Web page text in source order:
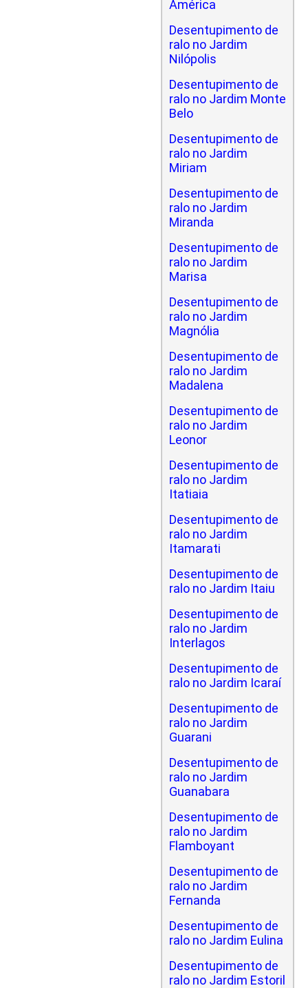
América
Desentupimento de
ralo no Jardim
Nilópolis
Desentupimento de
ralo no Jardim Monte
Belo
Desentupimento de
ralo no Jardim
Miriam
Desentupimento de
ralo no Jardim
Miranda
Desentupimento de
ralo no Jardim
Marisa
Desentupimento de
ralo no Jardim
Magnólia
Desentupimento de
ralo no Jardim
Madalena
Desentupimento de
ralo no Jardim
Leonor
Desentupimento de
ralo no Jardim
Itatiaia
Desentupimento de
ralo no Jardim
Itamarati
Desentupimento de
ralo no Jardim Itaiu
Desentupimento de
ralo no Jardim
Interlagos
Desentupimento de
ralo no Jardim Icaraí
Desentupimento de
ralo no Jardim
Guarani
Desentupimento de
ralo no Jardim
Guanabara
Desentupimento de
ralo no Jardim
Flamboyant
Desentupimento de
ralo no Jardim
Fernanda
Desentupimento de
ralo no Jardim Eulina
Desentupimento de
ralo no Jardim Estoril